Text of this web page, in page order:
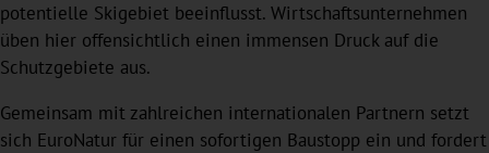
potentielle Skigebiet beeinflusst. Wirtschaftsunternehmen
üben hier offensichtlich einen immensen Druck auf die
Schutzgebiete aus.
Gemeinsam mit zahlreichen internationalen Partnern setzt
sich EuroNatur für einen sofortigen Baustopp ein und fordert